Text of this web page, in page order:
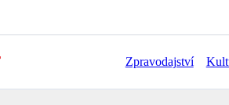
Zpravodajství